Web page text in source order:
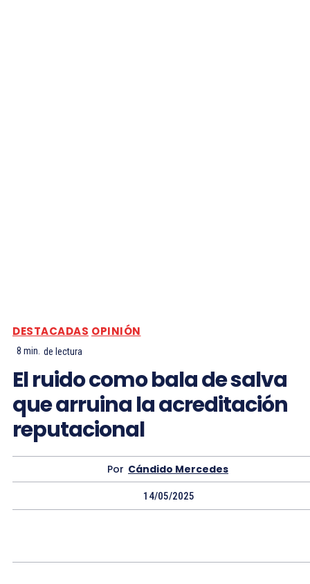
DESTACADAS OPINIÓN
8 min. de lectura
El ruido como bala de salva
que arruina la acreditación
reputacional
Por Cándido Mercedes
14/05/2025